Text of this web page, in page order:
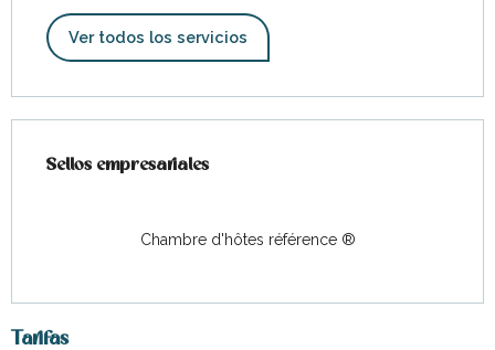
Ver todos los servicios
Sellos empresariales
Sellos empresariales
Chambre d'hôtes référence ®
Tarifas